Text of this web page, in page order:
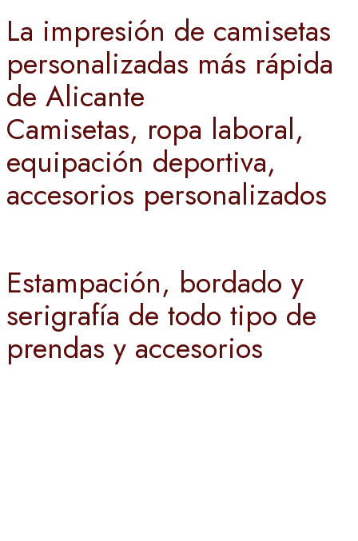
La impresión de camisetas
personalizadas más rápida
de Alicante
Camisetas, ropa laboral,
equipación deportiva,
accesorios personalizados
Estampación, bordado y
serigrafía de todo tipo de
prendas y accesorios